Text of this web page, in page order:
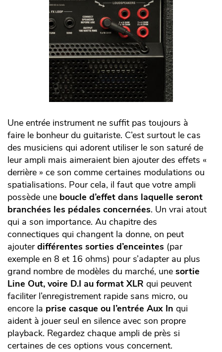
Une entrée instrument ne suffit pas toujours à
faire le bonheur du guitariste. C’est surtout le cas
des musiciens qui adorent utiliser le son saturé de
leur ampli mais aimeraient bien ajouter des effets «
derrière » ce son comme certaines modulations ou
spatialisations. Pour cela, il faut que votre ampli
possède une boucle d’effet dans laquelle seront
branchées les pédales concernées. Un vrai atout
qui a son importance. Au chapitre des
connectiques qui changent la donne, on peut
ajouterdifférentes sorties d’enceintes (par
exemple en 8 et 16 ohms) pour s’adapter au plus
grand nombre de modèles du marché, une sortie
Line Out, voire D.I au format XLR qui peuvent
faciliter l’enregistrement rapide sans micro, ou
encore la prise casque ou l’entrée Aux In qui
aident à jouer seul en silence avec son propre
playback. Regardez chaque ampli de près si
certaines de ces options vous concernent.